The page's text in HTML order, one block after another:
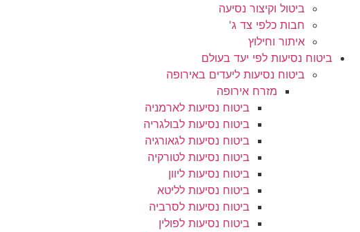
ביטול וקיצור נסיעה
חבות כלפי צד ג'
איתור וחילוץ
ביטוח נסיעות לפי יעד בעולם
ביטוח נסיעות ליעדים באירופה
מזרח אירופה
ביטוח נסיעות לארמניה
ביטוח נסיעות לבולגריה
ביטוח נסיעות לגאורגיה
ביטוח נסיעות לטורקיה
ביטוח נסיעות ליוון
ביטוח נסיעות לליטא
ביטוח נסיעות לסרביה
ביטוח נסיעות לפולין